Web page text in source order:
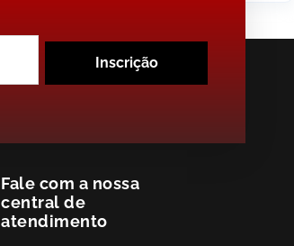
Inscrição
Fale com a nossa
central de
atendimento